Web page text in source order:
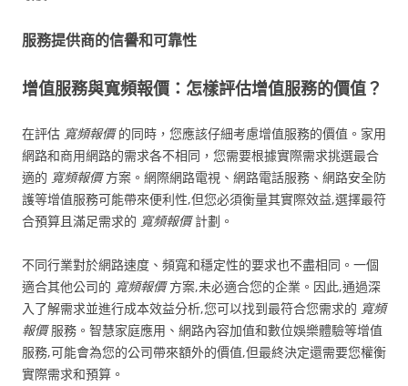
服務提供商的信譽和可靠性
增值服務與寬頻報價：怎樣評估增值服務的價值？
在評估 寬頻報價的同時，您應該仔細考慮增值服務的價值。家用
網路和商用網路的需求各不相同，您需要根據實際需求挑選最合
適的 寬頻報價方案。網際網路電視、網路電話服務、網路安全防
護等增值服務可能帶來便利性,但您必須衡量其實際效益,選擇最符
合預算且滿足需求的 寬頻報價計劃。
不同行業對於網路速度、頻寬和穩定性的要求也不盡相同。一個
適合其他公司的 寬頻報價方案,未必適合您的企業。因此,通過深
入了解需求並進行成本效益分析,您可以找到最符合您需求的 寬頻
報價服務。智慧家庭應用、網路內容加值和數位娛樂體驗等增值
服務,可能會為您的公司帶來額外的價值,但最終決定還需要您權衡
實際需求和預算。